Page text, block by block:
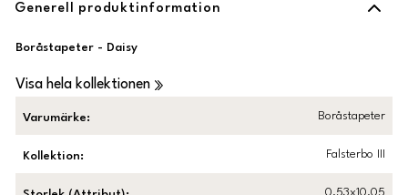
Generell produktinformation
Boråstapeter - Daisy
Visa hela kollektionen
Varumärke: Boråstapeter
Kollektion: Falsterbo III
0,53x10,05